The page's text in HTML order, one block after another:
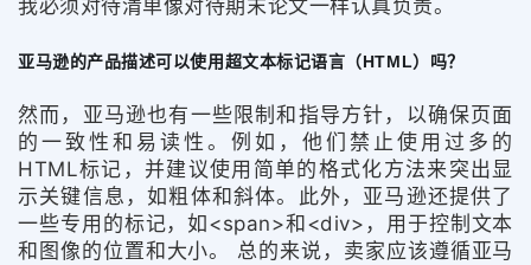
我必须对待清单像对待期末论文一样认真负责。
亚马逊的产品描述可以使用超文本标记语言（HTML）吗？
然而，亚马逊也有一些限制和指导方针，以确保页面
的一致性和易读性。例如，他们禁止使用过多的
HTML标记，并建议使用简单的格式化方法来突出显
示关键信息，如粗体和斜体。此外，亚马逊还提供了
一些专用的标记，如<span>和<div>，用于控制文本
和图像的位置和大小。 总的来说，卖家应该遵循亚马